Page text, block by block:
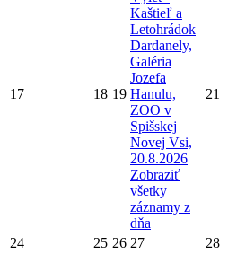
17 18 19
Kaštieľ a
Letohrádok
Dardanely,
Galéria
Jozefa
Hanulu,
ZOO v
Spišskej
Novej Vsi,
20.8.2026
Zobraziť
všetky
záznamy z
dňa
21
24 25 26 27 28